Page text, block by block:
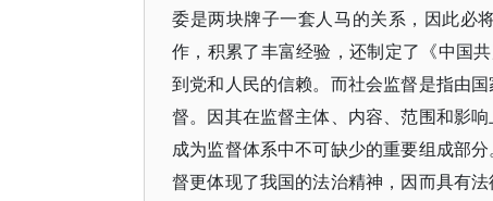
委是两块牌子一套人马的关系，因此必
作，积累了丰富经验，还制定了《中国
到党和人民的信赖。而社会监督是指由
督。因其在监督主体、内容、范围和影
成为监督体系中不可缺少的重要组成部
督更体现了我国的法治精神，因而具有